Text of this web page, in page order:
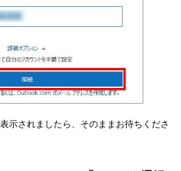
示されましたら、そのままお待ちくださ